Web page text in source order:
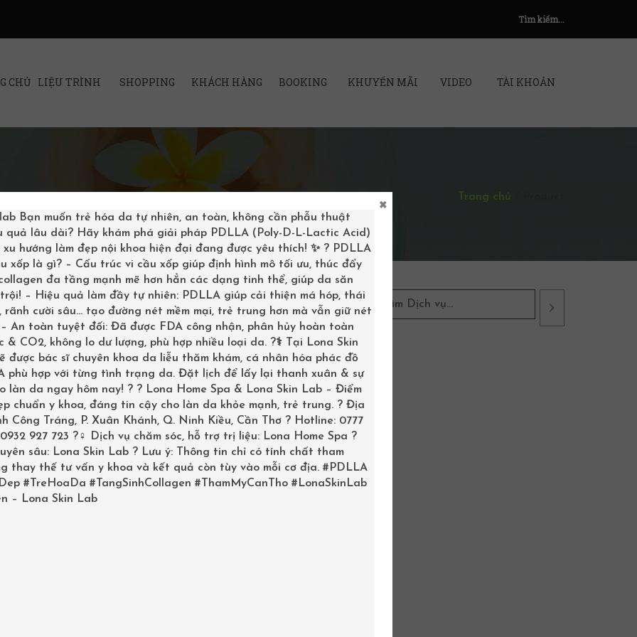
Tìm kiếm...
CHỦ LIỆU TRÌNH SHOPPING KHÁCH HÀNG BOOKING KHUYẾN MÃI VIDEO TÀI KHOẢN
Trang chủ
SALE
KEM DƯỠNG DA TRẺ HÓA, NGỪA MỤN OBAGI 360 RETINOL 0.5
₫
SALE
OBAGI 360 RETINOL 1% NGĂN NGỪA MỤN, TRẺ HÓA DA
1,750,000
Bạn muốn trẻ hóa da tự nhiên, an toàn, không cần phẫu thuật
quả lâu dài? Hãy khám phá giải pháp PDLLA (Poly-D-L-Lactic Acid)
hướng làm đẹp nội khoa hiện đại đang được yêu thích! ✨ ? PDLLA
xốp là gì? – Cấu trúc vi cầu xốp giúp định hình mô tối ưu, thúc đẩy
đa tầng mạnh mẽ hơn hẳn các dạng tinh thể, giúp da săn
– Hiệu quả làm đầy tự nhiên: PDLLA giúp cải thiện má hóp, thái
rãnh cười sâu… tạo đường nét mềm mại, trẻ trung hơn mà vẫn giữ nét
An toàn tuyệt đối: Đã được FDA công nhận, phân hủy hoàn toàn
& CO2, không lo dư lượng, phù hợp nhiều loại da. ?‍⚕️ Tại Lona Skin
được bác sĩ chuyên khoa da liễu thăm khám, cá nhân hóa phác đồ
phù hợp với từng tình trạng da. Đặt lịch để lấy lại thanh xuân & sự
làn da ngay hôm nay! ? ? Lona Home Spa & Lona Skin Lab – Điểm
chuẩn y khoa, đáng tin cậy cho làn da khỏe mạnh, trẻ trung. ? Địa
Công Tráng, P. Xuân Khánh, Q. Ninh Kiều, Cần Thơ ? Hotline: 0777
927 723 ?‍♀️ Dịch vụ chăm sóc, hỗ trợ trị liệu: Lona Home Spa ?
sâu: Lona Skin Lab ? Lưu ý: Thông tin chỉ có tính chất tham
thay thế tư vấn y khoa và kết quả còn tùy vào mỗi cơ địa. #PDLLA
#TreHoaDa #TangSinhCollagen #ThamMyCanTho #LonaSkinLab
– Lona Skin Lab
×